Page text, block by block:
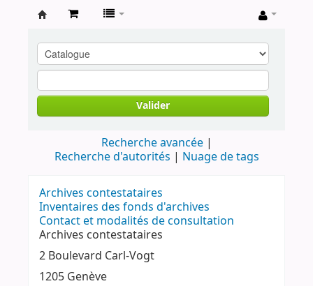
contestataires
Valider
Recherche avancée
Recherche d'autorités
Nuage de tags
Archives contestataires
Inventaires des fonds d'archives
Contact et modalités de consultation
Archives contestataires
2 Boulevard Carl-Vogt
1205 Genève